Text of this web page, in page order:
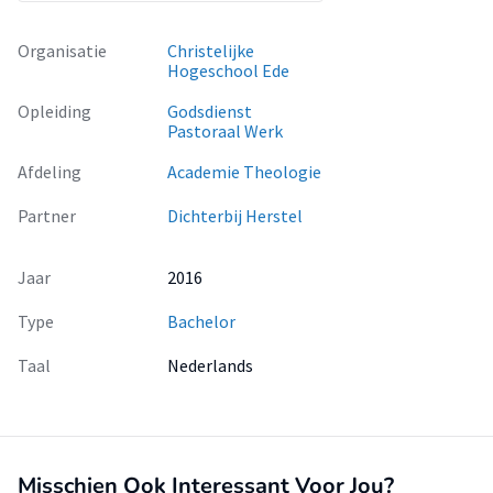
Organisatie
Christelijke
Hogeschool Ede
Opleiding
Godsdienst
Pastoraal Werk
Afdeling
Academie Theologie
Partner
Dichterbij Herstel
Jaar
2016
Type
Bachelor
Taal
Nederlands
Misschien Ook Interessant Voor Jou?